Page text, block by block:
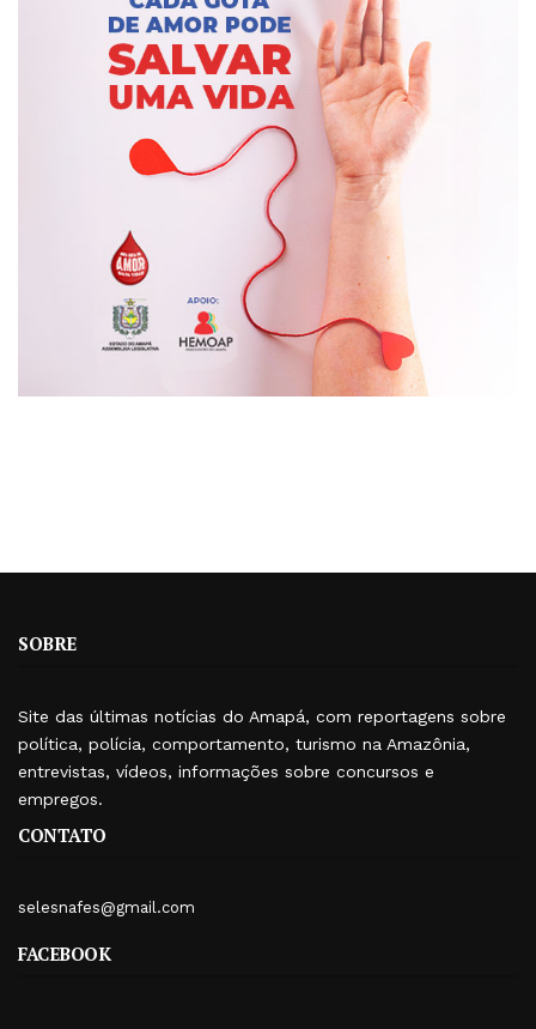
SOBRE
Site das últimas notícias do Amapá, com reportagens sobre
política, polícia, comportamento, turismo na Amazônia,
entrevistas, vídeos, informações sobre concursos e
empregos.
CONTATO
selesnafes@gmail.com
FACEBOOK